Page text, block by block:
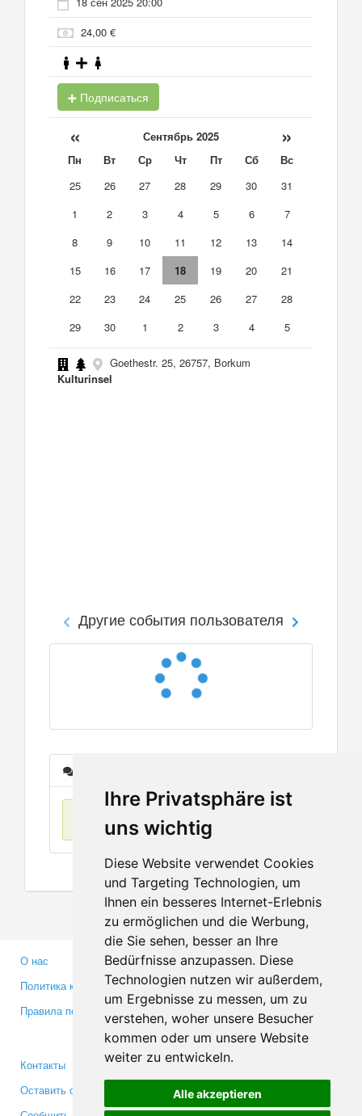
Ihre Privatsphäre ist
uns wichtig
Diese Website verwendet Cookies
und Targeting Technologien, um
Ihnen ein besseres Internet-Erlebnis
zu ermöglichen und die Werbung,
die Sie sehen, besser an Ihre
Bedürfnisse anzupassen. Diese
Technologien nutzen wir außerdem,
um Ergebnisse zu messen, um zu
verstehen, woher unsere Besucher
kommen oder um unsere Website
weiter zu entwickeln.
Alle akzeptieren
24,00 €
Подписаться
« Сентябрь 2025 »
Пн Вт Ср Чт Пт Сб
Вс
25
26 27 28 29 30
31
1
2 3 4 5 6
7
8
9 10 11 12 13
14
15
16 17 18 19 20
21
22
23 24 25 26 27
28
29
30 1 2 3 4 5
Goethestr. 25, 26757, Borkum
Kulturinsel
Другие события пользователя
О нас
Политика конфиденциальности
Правила пользования
Партнерам
Инвесторам
Медиа
Контакты
Оставить отзыв
Facebook
Twitter